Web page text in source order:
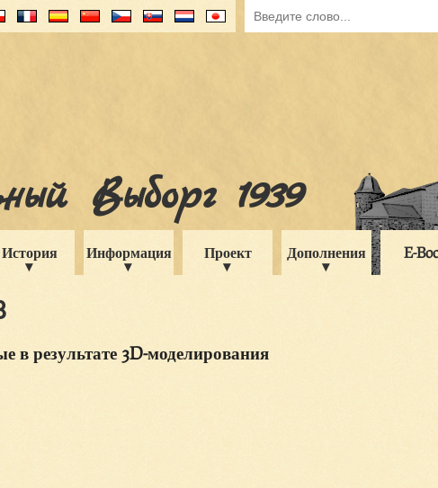
Выборг 1939
История Информация Проект Дополнения E-
в результате 3D-моделирования